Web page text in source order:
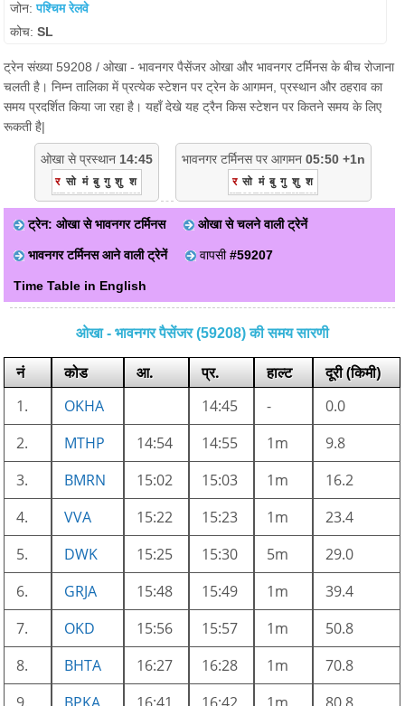
जोन:पश्चिम रेलवे
कोच:SL
ट्रेन संख्या 59208 / ओखा - भावनगर पैसेंजर ओखा और भावनगर टर्मिनस के बीच रोजाना
चलती है। निम्न तालिका में प्रत्येक स्टेशन पर ट्रेन के आगमन, प्रस्थान और ठहराव का
समय प्रदर्शित किया जा रहा है। यहाँ देखे यह ट्रैन किस स्टेशन पर कितने समय के लिए
रूकती है|
ओखा से प्रस्थान 14:45
र सो मं बु गु शु श
भावनगर टर्मिनस पर आगमन 05:50 +1n
र सो मं बु गु शु श
ट्रेन: ओखा से भावनगर टर्मिनस ओखा से चलने वाली ट्रेनें
भावनगर टर्मिनस आने वाली ट्रेनें वापसी#59207
Time Table in English
ओखा - भावनगर पैसेंजर (59208) की समय सारणी
नं कोड आ. प्र. हाल्ट
दूरी (किमी)
1.
OKHA 14:45 -
0.0
2.
MTHP 14:54 14:55 1m
9.8
3.
BMRN 15:02 15:03 1m
16.2
4.
VVA 15:22 15:23 1m
23.4
5.
DWK 15:25 15:30 5m
29.0
6.
GRJA 15:48 15:49 1m
39.4
7.
OKD 15:56 15:57 1m
50.8
8.
BHTA 16:27 16:28 1m
70.8